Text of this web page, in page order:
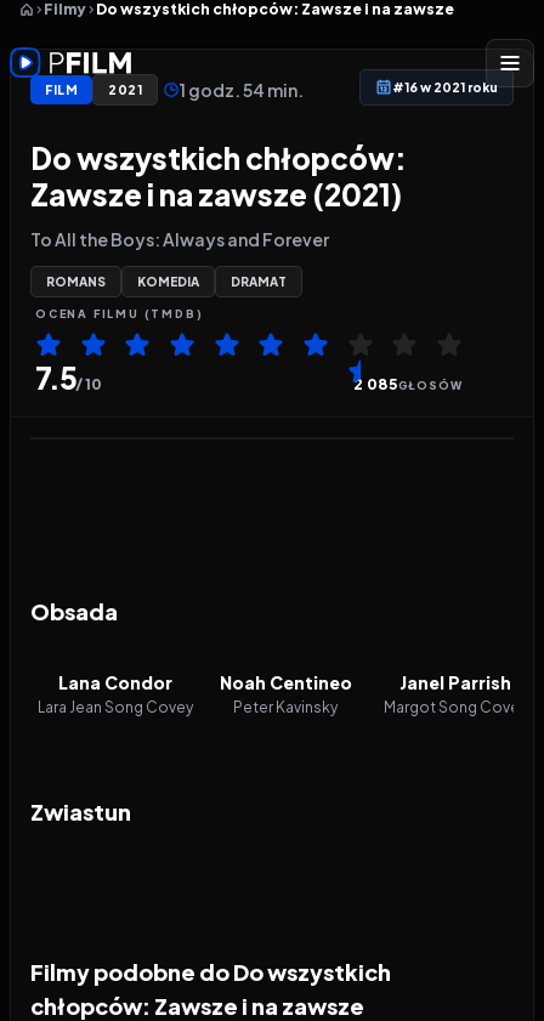
Filmy Do wszystkich chłopców: Zawsze i na zawsze
FILM 2021 1 godz. 54 min. #16 w 2021 roku
Do wszystkich chłopców:
Zawsze i na zawsze (2021)
To All the Boys: Always and Forever
ROMANS KOMEDIA DRAMAT
OCENA FILMU (TMDB)
7.5/ 10 2 085GŁOSÓW
Obsada
Lana Condor
Lara Jean Song Covey
Noah Centineo
Peter Kavinsky
Janel Parrish
Margot Song Covey
Zwiastun
Filmy podobne do Do wszystkich
chłopców: Zawsze i na zawsze